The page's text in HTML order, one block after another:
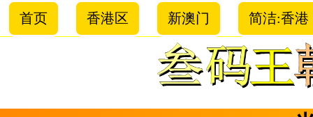
首页 香港区 新澳门 简洁:香港